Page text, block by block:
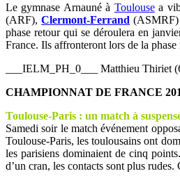
Le gymnase Arnauné à Toulousea
(ARF),Clermont-Ferrand (ASMRF)
phase retour qui se déroulera en
France. Ils affronteront lors de la
___IELM_PH_0___ Matthieu Thiriet
CHAMPIONNAT DE FRANCE
Toulouse-Paris : un match à
Samedi soir le match événement
Toulouse-Paris, les toulousains ont
les parisiens dominaient de cinq
d’un cran, les contacts sont plus